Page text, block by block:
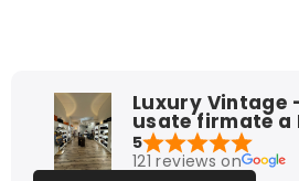
Luxury Vintage
usate firmate a
5
121 reviews on